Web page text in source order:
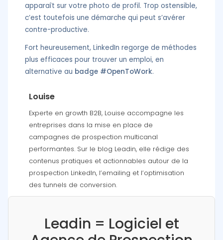
apparaît sur votre photo de profil. Trop ostensible,
c’est toutefois une démarche qui peut s’avérer
contre-productive.
Fort heureusement, LinkedIn regorge de méthodes
plus efficaces pour trouver un emploi, en
alternative au badge #OpenToWork.
Louise
Experte en growth B2B, Louise accompagne les
entreprises dans la mise en place de
campagnes de prospection multicanal
performantes. Sur le blog Leadin, elle rédige des
contenus pratiques et actionnables autour de la
prospection LinkedIn, l’emailing et l’optimisation
des tunnels de conversion.
Leadin = Logiciel et